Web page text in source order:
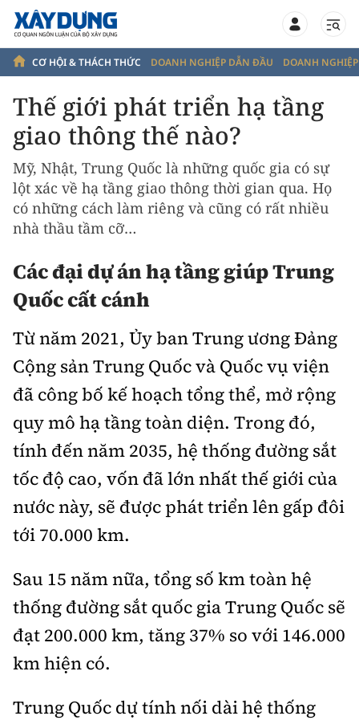
CƠ HỘI & THÁCH THỨC
THƯ TOÀ SOẠN
NHÀ THẦU VIỆT VÀ HOÀI BÃO VƯƠN TẦM THẾ GIỚI
DOANH NGHIỆP GIAO THÔNG TĂNG TỐC CHUYỂN ĐỔI SỐ
THẾ GIỚI PHÁT TRIỂN HẠ TẦNG GIAO THÔNG THẾ NÀO?
KỲ VỌNG ĐỘT PHÁ HẠ TẦNG GIAO THÔNG VIỆT NAM
DOANH NGHIỆP DẪN ĐẦU
TẬP ĐOÀN ĐÈO CẢ
CIENCO 4
TCT XÂY DỰNG TRƯỜNG SƠN
TCT XÂY DỰNG SỐ 1 - CTCP
TỔNG CÔNG TY 36
CÔNG TY TRUNG CHÍNH
TẬP ĐOÀN XÂY DỰNG MIỀN TRUNG
TẬP ĐOÀN XÂY DỰNG 168 VN
TẬP ĐOÀN THUẬN AN - TAG
CTCP TẬP ĐOÀN THÀNH HUY
CÔNG TY KHANG NGUYÊN
CÔNG TY BẮC TRUNG NAM
DOANH NGHIỆP ĐỒNG HÀNH
DACINCO KHẲNG ĐỊNH TẦM VÓC NHÀ THẦU HẠ TẦNG TỪ HỆ
HOÀNG HUY AUTO DONGFENG GX 450 RA MẮT XE ĐẦU KÉO PHIÊN
BẢN RỒNG THIÊNG
CÔNG TY TNHH CƠ GIỚI MỸ DUNG
CÔNG TY CỔ PHẦN ĐẦU TƯ 468
CÔNG TY CỔ PHẦN QUẢN LÝ VÀ XÂY DỰNG ĐƯỜNG BỘ 470
CÔNG TY CỔ PHẦN BÁCH LONG
CÔNG TY CP XÂY DỰNG ĐƯỜNG BỘ SỐ 1 HÀ TĨNH
CÔNG TY TNHH HOÀNG KHANG GROUP
CÔNG TY TNHH SẢN XUẤT VÀ XÂY DỰNG HT86 VIỆT NAM
CÔNG TY TNHH XÂY DỰNG CHẤN NAM
CÔNG TY TNHH TỔNG HỢP MINH LAI
CÔNG TY TNHH ĐỒNG THUẬN HÀ
CÔNG TY TNHH KHÁNH CƯỜNG
CÔNG TY TNHH MTV LONG HẢI
CƠ HỘI & THÁCH THỨC DOANH NGHIỆP DẪN ĐẦU DOANH
Thế giới phát triển hạ tầng
giao thông thế nào?
Mỹ, Nhật, Trung Quốc là những quốc gia có sự
lột xác về hạ tầng giao thông thời gian qua. Họ
có những cách làm riêng và cũng có rất nhiều
nhà thầu tầm cỡ…
Các đại dự án hạ tầng giúp Trung
Quốc cất cánh
Từ năm 2021, Ủy ban Trung ương Đảng
Cộng sản Trung Quốc và Quốc vụ viện
đã công bố kế hoạch tổng thể, mở rộng
quy mô hạ tầng toàn diện. Trong đó,
tính đến năm 2035, hệ thống đường sắt
tốc độ cao, vốn đã lớn nhất thế giới của
nước này, sẽ được phát triển lên gấp đôi
tới 70.000 km.
Sau 15 năm nữa, tổng số km toàn hệ
thống đường sắt quốc gia Trung Quốc sẽ
đạt 200.000 km, tăng 37% so với 146.000
km hiện có.
Trung Quốc dự tính nối dài hệ thống